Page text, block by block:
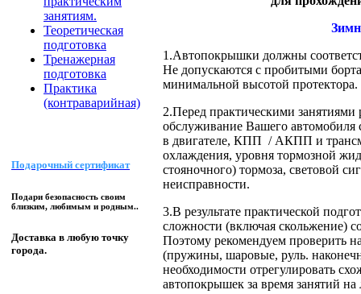
занятиям.
Теоретическая
подготовка
Тренажерная
подготовка
Практика
(контраварийная)
Подарочный сертификат
Подари безопасность своим
близким, любимым и родным..
Доставка в любую точку
города.
1.Автопокрышки должны
Не допускаются с пробитыми
минимальной высотой протектора.
2.Перед практическими занятиями
обслуживание Вашего автомобиля
в двигателе, КПП / АКПП и
охлаждения, уровня тормозной
стояночного) тормоза, световой
неисправности.
3.В результате практической
сложности (включая скольжение)
Поэтому рекомендуем проверить
(пружины, шаровые, руль.
необходимости отрегулировать
автопокрышек за время занятий на